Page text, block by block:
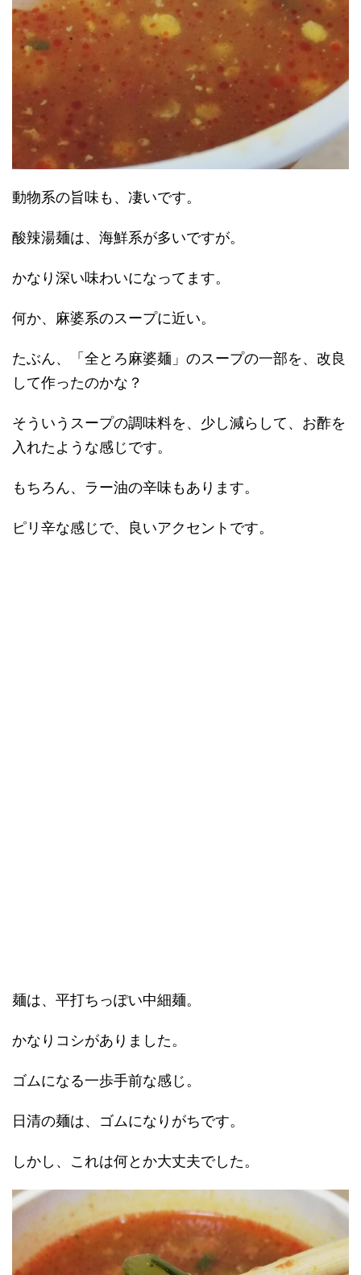
動物系の旨味も、凄いです。
酸辣湯麺は、海鮮系が多いですが。
かなり深い味わいになってます。
何か、麻婆系のスープに近い。
たぶん、「全とろ麻婆麺」のスープの一部を、改良
して作ったのかな？
そういうスープの調味料を、少し減らして、お酢を
入れたような感じです。
もちろん、ラー油の辛味もあります。
ピリ辛な感じで、良いアクセントです。
麺は、平打ちっぽい中細麺。
かなりコシがありました。
ゴムになる一歩手前な感じ。
日清の麺は、ゴムになりがちです。
しかし、これは何とか大丈夫でした。